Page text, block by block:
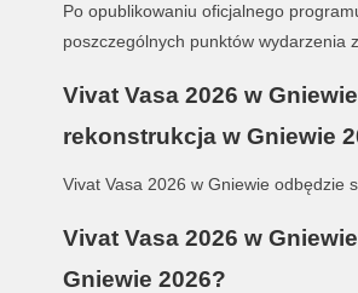
Po opublikowaniu oficjalnego
poszczególnych punktów wydarzenia
Vivat Vasa 2026 w
rekonstrukcja w Gniewie
Vivat Vasa 2026 w Gniewie odbędzie
Vivat Vasa 2026 w
Gniewie 2026?